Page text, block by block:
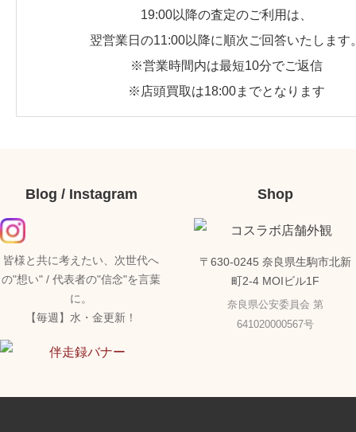
19:00以降の査定のご利用は、
翌営業日の11:00以降に順次ご回答いたします
※営業時間内は最短10分でご返信
※店頭買取は18:00までとなります
Blog / Instagram
皆様と共に考えたい、次世代へ
の"想い" / 代表者の"信念"を言葉
に。
【毎週】水・金更新！
Shop
〒630-0245 奈良県生駒市北新
町2-4 MOIビル1F
奈良県公安委員会 第
641020000567号